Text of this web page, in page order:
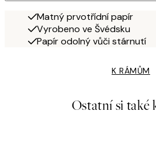
Matný prvotřídní papír
Vyrobeno ve Švédsku
Papír odolný vůči stárnutí
K RÁMŮM
Ostatní si také